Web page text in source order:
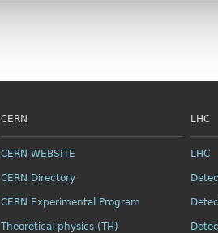
CERN
CERN WEBSITE
CERN Directory
CERN Experimental Program
Theoretical physics (TH)
LHC
LHC